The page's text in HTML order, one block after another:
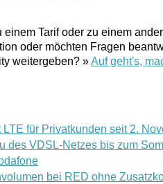
Tarif oder zu einem
oder möchten Fragen
weitergeben? »Auf geht's,
für Privatkunden seit 2.
des VDSL-Netzes bis zum
bei RED ohne